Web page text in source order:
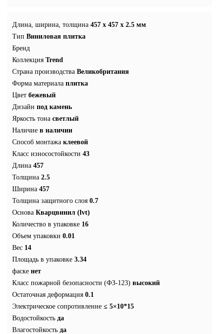
Длина, ширина, толщина 457 x 457 x 2.5 мм
Тип Виниловая плитка
Бренд
Коллекция Trend
Страна производства Великобритания
Форма материала плитка
Цвет бежевый
Дизайн под камень
Яркость тона светлый
Наличие в наличии
Способ монтажа клеевой
Класс износостойкости 43
Длина 457
Толщина 2.5
Ширина 457
Толщина защитного слоя 0.7
Основа Кварцвинил (lvt)
Количество в упаковке 16
Объем упаковки 0.01
Вес 14
Площадь в упаковке 3.34
фаске нет
Класс пожарной безопасности (ФЗ-123) высокий
Остаточная деформация 0.1
Электрическое сопротивление ≤ 5×10*15
Водостойкость да
Влагостойкость да